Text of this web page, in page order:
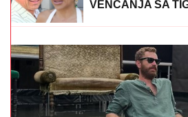
"ZBOG DOKTORKE SAM
Srpkinja se uništila estetskim